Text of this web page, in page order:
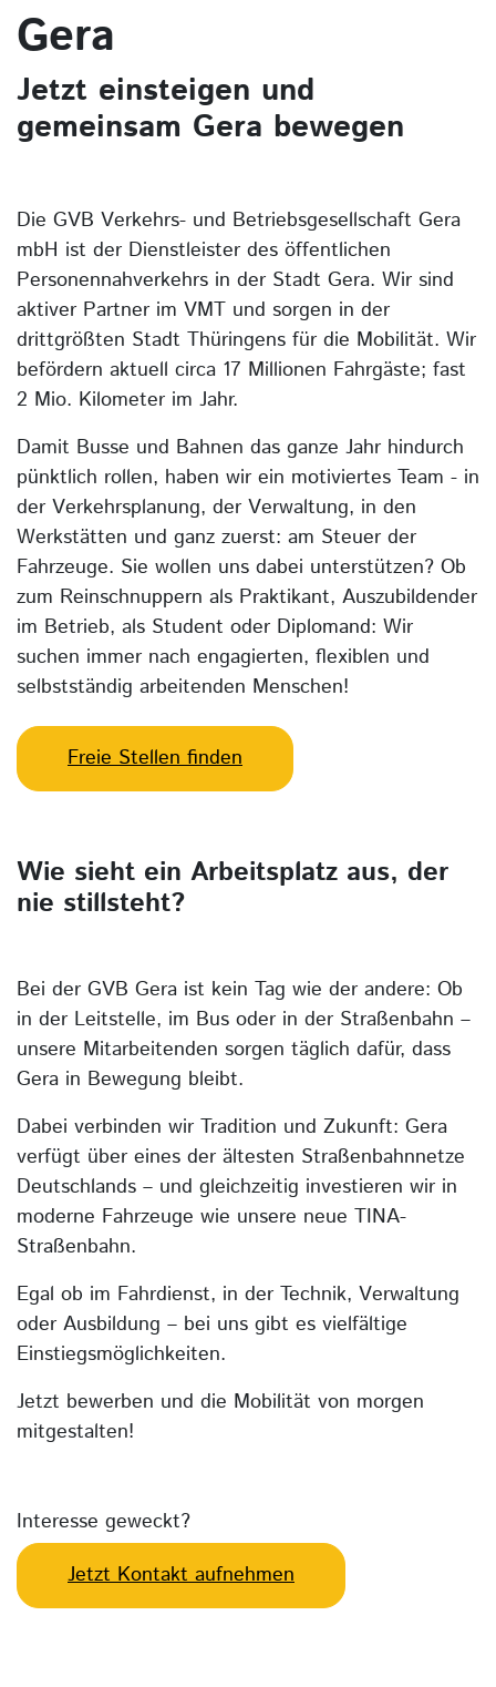
Gera
Jetzt einsteigen und
gemeinsam Gera bewegen
Die GVB Verkehrs- und Betriebsgesellschaft Gera
mbH ist der Dienstleister des öffentlichen
Personennahverkehrs in der Stadt Gera. Wir sind
aktiver Partner im VMT und sorgen in der
drittgrößten Stadt Thüringens für die Mobilität. Wir
befördern aktuell circa 17 Millionen Fahrgäste; fast
2 Mio. Kilometer im Jahr.
Damit Busse und Bahnen das ganze Jahr hindurch
pünktlich rollen, haben wir ein motiviertes Team - in
der Verkehrsplanung, der Verwaltung, in den
Werkstätten und ganz zuerst: am Steuer der
Fahrzeuge. Sie wollen uns dabei unterstützen? Ob
zum Reinschnuppern als Praktikant, Auszubildender
im Betrieb, als Student oder Diplomand: Wir
suchen immer nach engagierten, flexiblen und
selbstständig arbeitenden Menschen!
Freie Stellen finden
Wie sieht ein Arbeitsplatz aus, der
nie stillsteht?
Bei der GVB Gera ist kein Tag wie der andere: Ob
in der Leitstelle, im Bus oder in der Straßenbahn –
unsere Mitarbeitenden sorgen täglich dafür, dass
Gera in Bewegung bleibt.
Dabei verbinden wir Tradition und Zukunft: Gera
verfügt über eines der ältesten Straßenbahnnetze
Deutschlands – und gleichzeitig investieren wir in
moderne Fahrzeuge wie unsere neue TINA-
Straßenbahn.
Egal ob im Fahrdienst, in der Technik, Verwaltung
oder Ausbildung – bei uns gibt es vielfältige
Einstiegsmöglichkeiten.
Jetzt bewerben und die Mobilität von morgen
mitgestalten!
Interesse geweckt?
Jetzt Kontakt aufnehmen